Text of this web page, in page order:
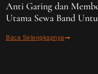
Anti Garing dan
Utama Sewa Band
Baca Selengkapnya